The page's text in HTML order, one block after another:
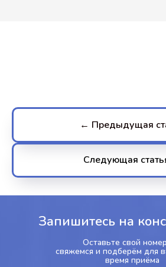
← Предыдущая
Следующая
Запишитесь на
Оставьте свой
свяжемся и подберём для
время приёма